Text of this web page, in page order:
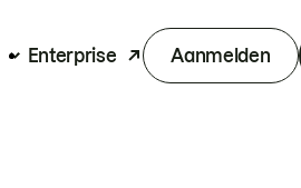
Enterprise Aanmelden